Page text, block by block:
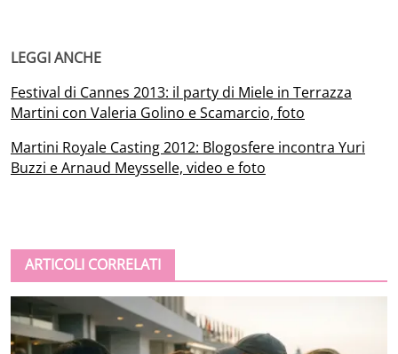
LEGGI ANCHE
Festival di Cannes 2013: il party di Miele in Terrazza
Martini con Valeria Golino e Scamarcio, foto
Martini Royale Casting 2012: Blogosfere incontra Yuri
Buzzi e Arnaud Meysselle, video e foto
ARTICOLI CORRELATI